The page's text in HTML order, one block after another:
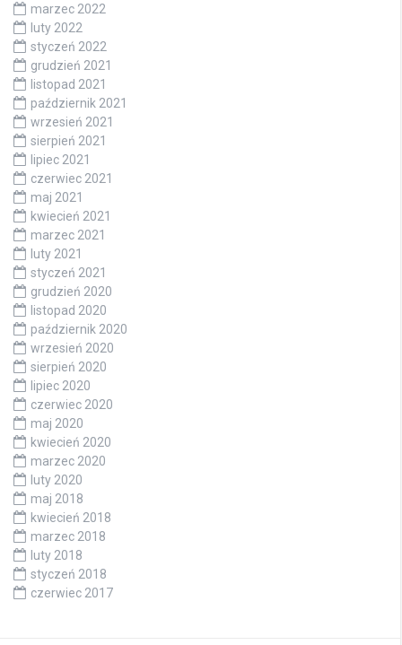
marzec 2022
luty 2022
styczeń 2022
grudzień 2021
listopad 2021
październik 2021
wrzesień 2021
sierpień 2021
lipiec 2021
czerwiec 2021
maj 2021
kwiecień 2021
marzec 2021
luty 2021
styczeń 2021
grudzień 2020
listopad 2020
październik 2020
wrzesień 2020
sierpień 2020
lipiec 2020
czerwiec 2020
maj 2020
kwiecień 2020
marzec 2020
luty 2020
maj 2018
kwiecień 2018
marzec 2018
luty 2018
styczeń 2018
czerwiec 2017